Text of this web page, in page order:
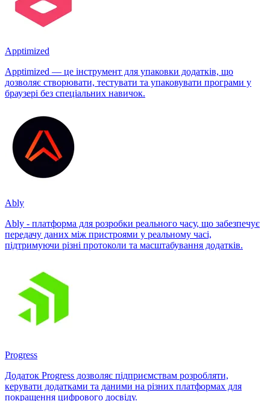
Apptimized
Apptimized — це інструмент для упаковки додатків, що
дозволяє створювати, тестувати та упаковувати програми у
браузері без спеціальних навичок.
Ably
Ably - платформа для розробки реального часу, що забезпечує
передачу даних між пристроями у реальному часі,
підтримуючи різні протоколи та масштабування додатків.
Progress
Додаток Progress дозволяє підприємствам розробляти,
керувати додатками та даними на різних платформах для
покращення цифрового досвіду.